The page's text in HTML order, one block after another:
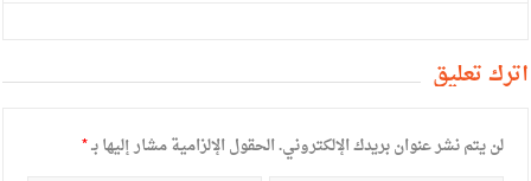
أترك تعليق
لن يتم نشر عنوان بريدك الإلكتروني.الحقول الإلزامية مشار إليها بـ*